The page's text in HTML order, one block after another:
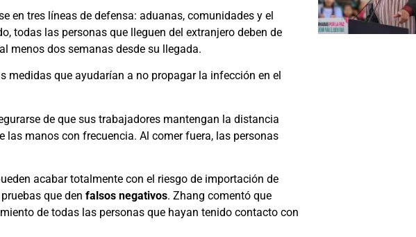
en tres líneas de defensa: aduanas, comunidades y el
todas las personas que lleguen del extranjero deben de
menos dos semanas desde su llegada.
medidas que ayudarían a no propagar la infección en el
de que sus trabajadores mantengan la distancia
manos con frecuencia. Al comer fuera, las personas
acabar totalmente con el riesgo de importación de
que den falsos negativos. Zhang comentó que
de todas las personas que hayan tenido contacto con